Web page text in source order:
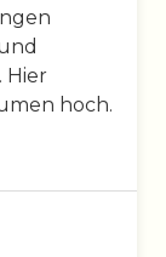
Hier
hoch.